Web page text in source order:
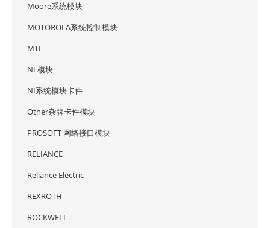
Moore系统模块
MOTOROLA系统控制模块
MTL
NI 模块
NI系统模块卡件
Other杂牌卡件模块
PROSOFT 网络接口模块
RELIANCE
Reliance Electric
REXROTH
ROCKWELL